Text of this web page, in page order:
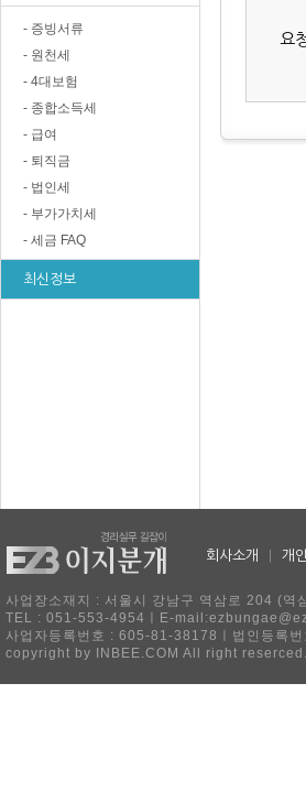
- 증빙서류
- 원천세
- 4대보험
- 종합소득세
- 급여
- 퇴직금
- 법인세
- 부가가치세
- 세금 FAQ
최신정보
요
회사소개 개
사업장소재지 : 서울시 강남구 역삼로 204 (
TEL : 051-553-4954ㅣE-
사업자등록번호 : 605-81-38178ㅣ법인등록
copyright by INBEE.COM All right reserced.